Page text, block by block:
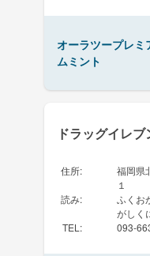
オーラツープレミ
ムミント
ドラッグイレ
住所:
福岡県
１
読み:
ふくお
がしく
TEL : 093-